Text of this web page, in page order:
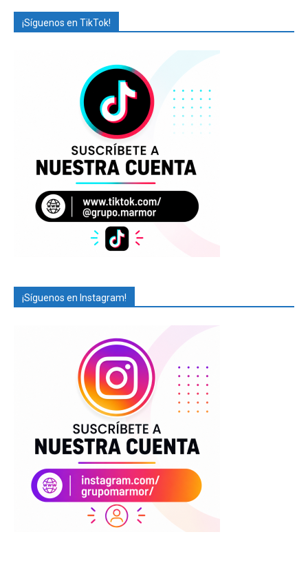
¡Síguenos en TikTok!
¡Síguenos en Instagram!